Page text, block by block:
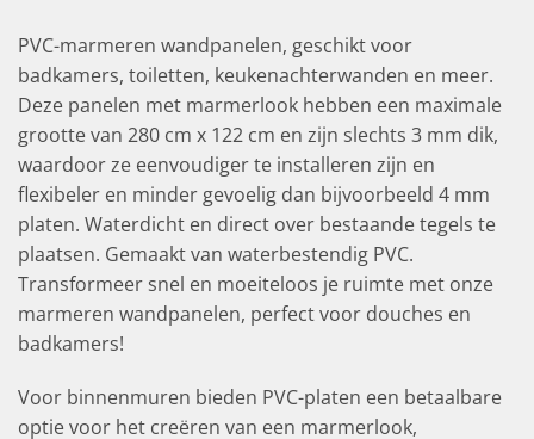
PVC-marmeren wandpanelen, geschikt voor
badkamers, toiletten, keukenachterwanden en meer.
Deze panelen met marmerlook hebben een maximale
grootte van 280 cm x 122 cm en zijn slechts 3 mm dik,
waardoor ze eenvoudiger te installeren zijn en
flexibeler en minder gevoelig dan bijvoorbeeld 4 mm
platen. Waterdicht en direct over bestaande tegels te
plaatsen. Gemaakt van waterbestendig PVC.
Transformeer snel en moeiteloos je ruimte met onze
marmeren wandpanelen, perfect voor douches en
badkamers!
Voor binnenmuren bieden PVC-platen een betaalbare
optie voor het creëren van een marmerlook,